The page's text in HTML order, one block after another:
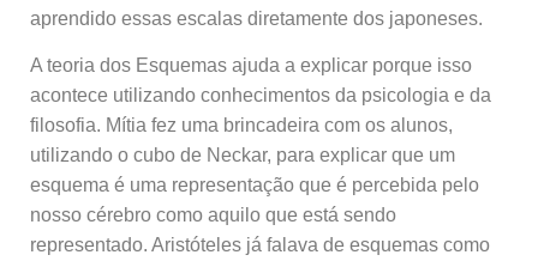
aprendido essas escalas diretamente dos japoneses.
A teoria dos Esquemas ajuda a explicar porque isso
acontece utilizando conhecimentos da psicologia e da
filosofia. Mítia fez uma brincadeira com os alunos,
utilizando o cubo de Neckar, para explicar que um
esquema é uma representação que é percebida pelo
nosso cérebro como aquilo que está sendo
representado. Aristóteles já falava de esquemas como